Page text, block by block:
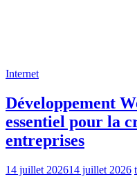
Internet
Développement
essentiel pour la
entreprises
14 juillet 202614 juillet 2026